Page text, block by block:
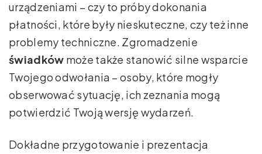
urządzeniami – czy to próby dokonania
płatności, które były nieskuteczne, czy też inne
problemy techniczne. Zgromadzenie
świadków może także stanowić silne wsparcie
Twojego odwołania – osoby, które mogły
obserwować sytuację, ich zeznania mogą
potwierdzić Twoją wersję wydarzeń.
Dokładne przygotowanie i prezentacja